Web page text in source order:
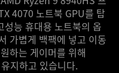
4070 노트북 GPU를 탑
능 휴대용 노트북의 옵
가볍게 백팩에 넣고 이동
하는 게이머를 위해
지하고 있습니다.